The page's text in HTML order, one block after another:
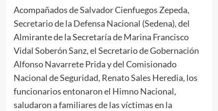
Acompañados de Salvador Cienfuegos Zepeda,
Secretario de la Defensa Nacional (Sedena), del
Almirante de la Secretaría de Marina Francisco
Vidal Soberón Sanz, el Secretario de Gobernación
Alfonso Navarrete Prida y del Comisionado
Nacional de Seguridad, Renato Sales Heredia, los
funcionarios entonaron el Himno Nacional,
saludaron a familiares de las víctimas en la